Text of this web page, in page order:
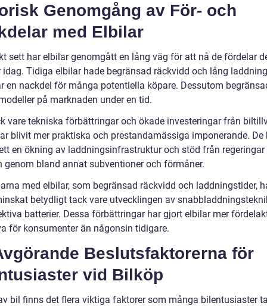
Genomgång av För- och
med Elbilar
sett har elbilar genomgått en lång väg för att nå de fördelar
idag. Tidiga elbilar hade begränsad räckvidd och lång
en nackdel för många potentiella köpare. Dessutom
på marknaden under en tid.
vare tekniska förbättringar och ökade investeringar från
blivit mer praktiska och prestandamässiga imponerande. De
en ökning av laddningsinfrastruktur och stöd från
genom bland annat subventioner och förmåner.
med elbilar, som begränsad räckvidd och laddningstider,
betydligt tack vare utvecklingen av
batterier. Dessa förbättringar har gjort elbilar mer
för konsumenter än någonsin tidigare.
Beslutsfaktorerna för
vid Bilköp
bil finns det flera viktiga faktorer som många bilentusiaster